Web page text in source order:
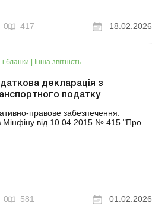
"Звіт про вартість природного газу,
споживачам" та № 1-
0 417 18.02.2026
бланки | Інша звітність
декларація з
податку
правове забезпечення:
Мінфіну від 10.04.2015 № 415 "Про
0 581 01.02.2026